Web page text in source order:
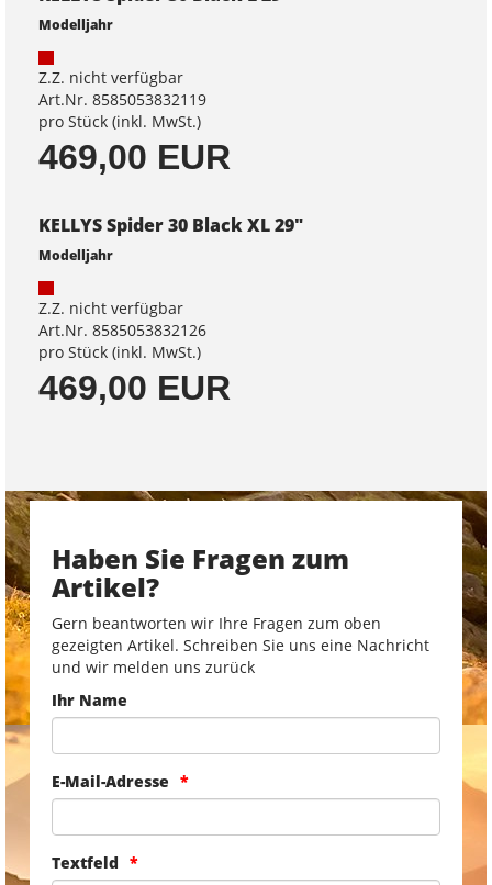
Modelljahr
Z.Z. nicht verfügbar
Art.Nr. 8585053832119
pro Stück (inkl. MwSt.)
469,00 EUR
KELLYS Spider 30 Black XL 29"
Modelljahr
Z.Z. nicht verfügbar
Art.Nr. 8585053832126
pro Stück (inkl. MwSt.)
469,00 EUR
Haben Sie Fragen zum
Artikel?
Gern beantworten wir Ihre Fragen zum oben
gezeigten Artikel. Schreiben Sie uns eine Nachricht
und wir melden uns zurück
Ihr Name
E-Mail-Adresse
Textfeld